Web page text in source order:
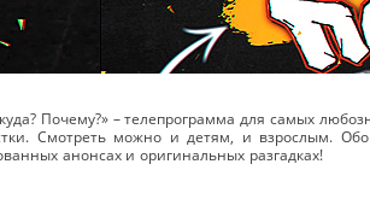
Почему?» – телепрограмма для самых
Смотреть можно и детям, и взрослым.
анонсах и оригинальных разгадках!